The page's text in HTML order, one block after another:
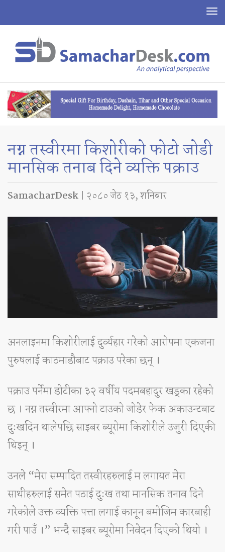
नग्न तस्वीरमा किशोरीको फोटो जोडी
मानसिक तनाब दिने व्यक्ति पक्राउ
SamacharDesk | २०८० जेठ १३, शनिबार
अनलाइनमा किशोरीलाई दुर्व्यहार गरेको आरोपमा एकजना
पुरुषलाई काठमाडौबाट पक्राउ परेका छन् ।
पक्राउ पर्नेमा डोटीका ३२ वर्षीय पदमबहादुर खड्का रहेको
छ । नग्न तस्वीरमा आफ्नो टाउको जोडेर फेक अकाउन्टबाट
दुःखदिन थालेपछि साइबर ब्यूरोमा किशोरीले उजुरी दिएकी
थिइन् ।
उनले “मेरा सम्पादित तस्वीरहरुलाई म लगायत मेरा
साथीहरुलाई समेत पठाई दुःख तथा मानसिक तनाव दिने
गरेकोले उक्त व्यक्ति पत्ता लगाई कानून बमोजिम कारबाही
गरी पाउँ ।” भन्दै साइबर ब्यूरोमा निवेदन दिएको थियो ।